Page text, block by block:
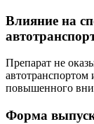
Влияние на
Препарат не
повышенного
Форма